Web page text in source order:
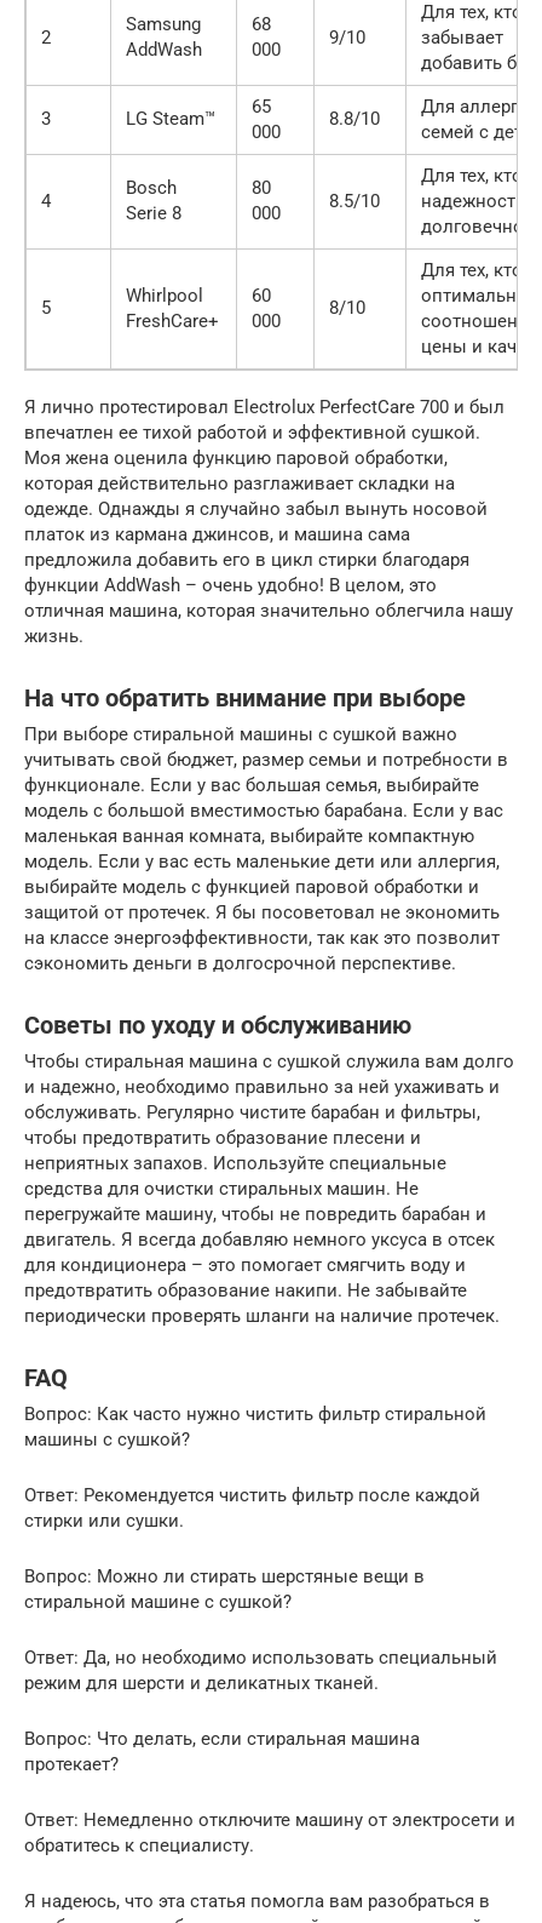
2
Samsung
AddWash
68
000
9/10
Для тех, кто
забывает
добавить
3 LG Steam™
65
000
8.8/10
Для
семей с
4
Bosch
Serie 8
80
000
8.5/10
Для тех, кто
надежность и
5
Whirlpool
FreshCare+
60
000
8/10
Для тех, кто
оптимальное
соотношение
цены и
Я лично протестировал Electrolux PerfectCare 700 и был
впечатлен ее тихой работой и эффективной сушкой.
Моя жена оценила функцию паровой обработки,
которая действительно разглаживает складки на
одежде. Однажды я случайно забыл вынуть носовой
платок из кармана джинсов, и машина сама
предложила добавить его в цикл стирки благодаря
функции AddWash – очень удобно! В целом, это
отличная машина, которая значительно облегчила нашу
жизнь.
На что обратить внимание при выборе
При выборе стиральной машины с сушкой важно
учитывать свой бюджет, размер семьи и потребности в
функционале. Если у вас большая семья, выбирайте
модель с большой вместимостью барабана. Если у вас
маленькая ванная комната, выбирайте компактную
модель. Если у вас есть маленькие дети или аллергия,
выбирайте модель с функцией паровой обработки и
защитой от протечек. Я бы посоветовал не экономить
на классе энергоэффективности, так как это позволит
сэкономить деньги в долгосрочной перспективе.
Советы по уходу и обслуживанию
Чтобы стиральная машина с сушкой служила вам долго
и надежно, необходимо правильно за ней ухаживать и
обслуживать. Регулярно чистите барабан и фильтры,
чтобы предотвратить образование плесени и
неприятных запахов. Используйте специальные
средства для очистки стиральных машин. Не
перегружайте машину, чтобы не повредить барабан и
двигатель. Я всегда добавляю немного уксуса в отсек
для кондиционера – это помогает смягчить воду и
предотвратить образование накипи. Не забывайте
периодически проверять шланги на наличие протечек.
FAQ
Вопрос: Как часто нужно чистить фильтр стиральной
машины с сушкой?
Ответ: Рекомендуется чистить фильтр после каждой
стирки или сушки.
Вопрос: Можно ли стирать шерстяные вещи в
стиральной машине с сушкой?
Ответ: Да, но необходимо использовать специальный
режим для шерсти и деликатных тканей.
Вопрос: Что делать, если стиральная машина
протекает?
Ответ: Немедленно отключите машину от электросети и
обратитесь к специалисту.
Я надеюсь, что эта статья помогла вам разобраться в